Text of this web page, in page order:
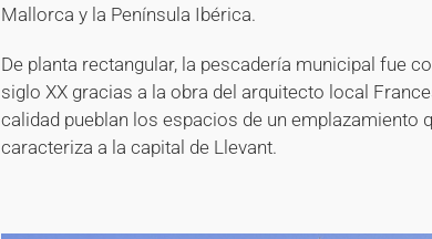
Mallorca y la Península Ibérica.
De planta rectangular, la pescadería municipal fue
siglo XX gracias a la obra del arquitecto local
calidad pueblan los espacios de un emplazamiento
caracteriza a la capital de Llevant.